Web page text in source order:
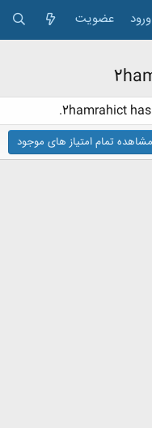
ورود عضویت
2hamrahict
مشاهده تمام امتیاز های موجود